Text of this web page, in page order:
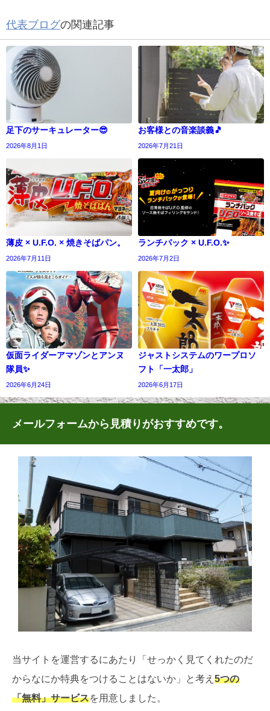
代表ブログの関連記事
足下のサーキュレーター😎
2026年8月1日
お客様との音楽談義🎵
2026年7月21日
薄皮 × U.F.O. × 焼きそばパン。
2026年7月11日
ランチパック × U.F.O.✨
2026年7月2日
仮面ライダーアマゾンとアンヌ
隊員✨
2026年6月24日
ジャストシステムのワープロソ
フト「一太郎」
2026年6月17日
メールフォームから見積りがおすすめです。
当サイトを運営するにあたり「せっかく見てくれたのだ
からなにか特典をつけることはないか」と考え 5つの
「無料」サービスを用意しました。